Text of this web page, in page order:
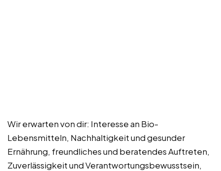
Wir erwarten von dir: Interesse an Bio-
Lebensmitteln, Nachhaltigkeit und gesunder
Ernährung, freundliches und beratendes Auftreten,
Zuverlässigkeit und Verantwortungsbewusstsein,